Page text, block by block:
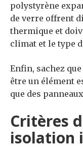
polystyrène
de verre offrent
thermique et
climat et le type
Enfin, sachez
être un élément
que des
Critères
isolation